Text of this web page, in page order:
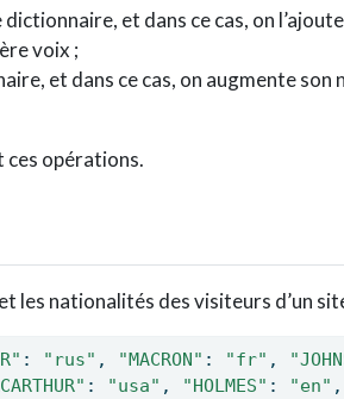
et dans ce cas, on
voix ;
et dans ce cas, on augmente son
opérations.
les nationalités des visiteurs d’un
: "rus" , "MACRON" : "fr" ,
: "usa" , "HOLMES" : "en" ,